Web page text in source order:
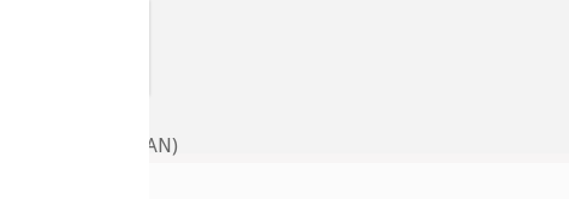
Take? (MAX IGAN)